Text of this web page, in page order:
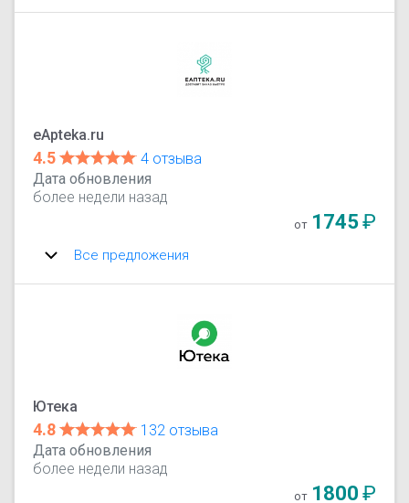
eApteka.ru
4.5
4 отзыва
Дата обновления
более недели назад
от 1745₽
Все предложения
Ютека
4.8
132 отзыва
Дата обновления
более недели назад
от 1800₽